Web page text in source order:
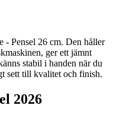
- Pensel 26 cm. Den håller
ger ett jämnt
stabil i handen när du
sett till kvalitet och finish.
2026